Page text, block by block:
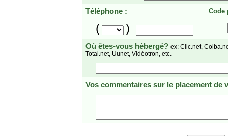
Téléphone : Code
( )
Où êtes-vous hébergé? ex: Clic.net,
Total.net, Uunet, Vidéotron, etc.
Vos commentaires sur le placement de